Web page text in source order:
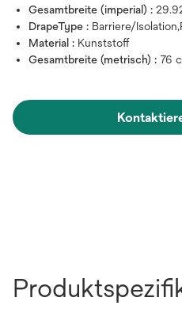
Gesamtbreite (imperial) :
DrapeType : Barriere/
Material : Kunststoff
Gesamtbreite (metrisch) : 76